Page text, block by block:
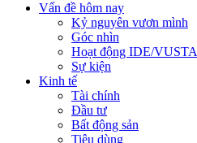
Vấn đề hôm nay
Kỷ nguyên vươn mình
Góc nhìn
Hoạt động IDE/VUSTA
Sự kiện
Kinh tế
Tài chính
Đầu tư
Bất động sản
Tiêu dùng